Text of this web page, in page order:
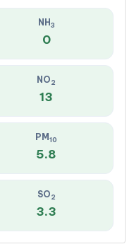
NH 3
0
NO2
13
PM 10
5.8
SO2
3.3